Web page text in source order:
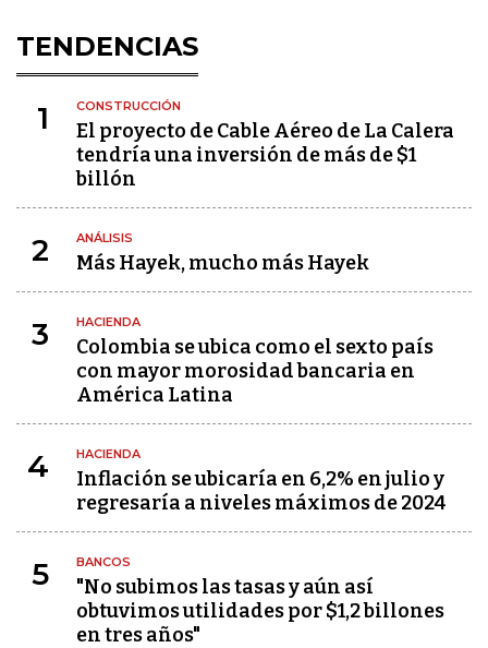
TENDENCIAS
1 CONSTRUCCIÓN
El proyecto de Cable Aéreo de La Calera
tendría una inversión de más de $1
billón
2 ANÁLISIS
Más Hayek, mucho más Hayek
3 HACIENDA
Colombia se ubica como el sexto país
con mayor morosidad bancaria en
América Latina
4 HACIENDA
Inflación se ubicaría en 6,2% en julio y
regresaría a niveles máximos de 2024
5 BANCOS
"No subimos las tasas y aún así
obtuvimos utilidades por $1,2 billones
en tres años"